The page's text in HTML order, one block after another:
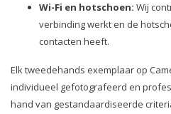
Wi-Fi en hotschoen: Wij
verbinding werkt en de
contacten heeft.
Elk tweedehands exemplaar op
individueel gefotografeerd en
hand van gestandaardiseerde